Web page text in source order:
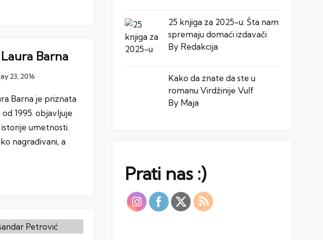
Barna
23, 2016
Barna je priznata
1995. objavljuje
umetnosti.
nagrađivani, a
25 knjiga za 2025-u: Šta nam
spremaju domaći izdavači
By Redakcija
Kako da znate da ste u
romanu Virdžinije Vulf
By Maja
Prati nas :)